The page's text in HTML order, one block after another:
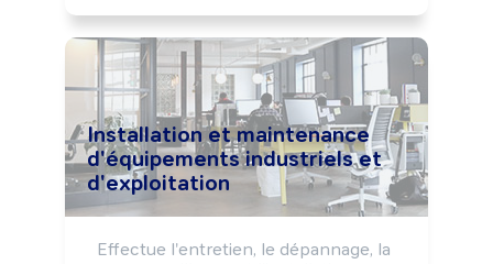
hétérogènes en terme de maintenance
(mécanique, électricité, électronique,
automatisme, hydraulique,
pneumatique, ...).
Installation et maintenance
d'équipements industriels et
d'exploitation
Effectue l'entretien, le dépannage, la